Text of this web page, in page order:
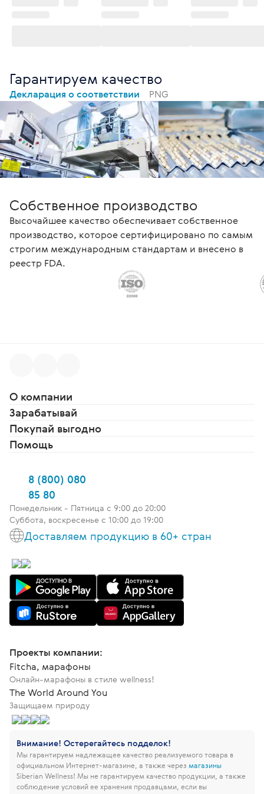
Гарантируем качество
Декларация о соответствии PNG
Собственное производство
Высочайшее качество обеспечивает собственное
производство, которое сертифицировано по самым
строгим международным стандартам и внесено в
реестр FDA.
О компании
Зарабатывай
Покупай выгодно
Помощь
8 (800) 080
85 80
Понедельник - Пятница c 9:00 до 20:00
Суббота, воскресенье с 10:00 до 19:00
Доставляем продукцию в 60+ стран
Проекты компании:
Fitcha, марафоны
Онлайн-марафоны в стиле wellness!
The World Around You
Защищаем природу
Внимание! Остерегайтесь подделок!
Мы гарантируем надлежащее качество реализуемого товара в
официальном Интернет-магазине, а также через магазины
Siberian Wellness! Мы не гарантируем качество продукции, а также
соблюдение условий ее хранения продавцами, если вы